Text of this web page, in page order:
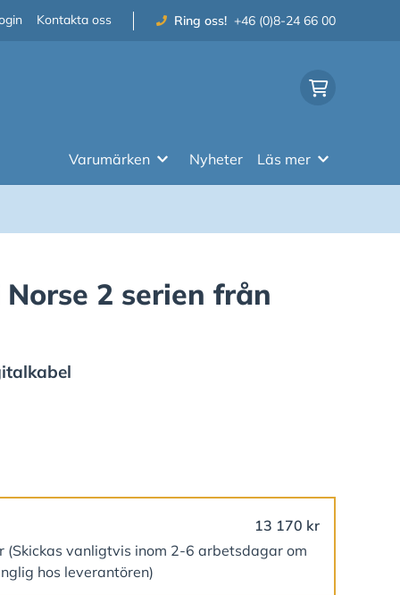
Kontakta oss Ring oss! +46 (0)8-24 66 00
Varumärken Nyheter Läs mer
2 serien från
13 170 kr
(Skickas vanligtvis inom 2-6 arbetsdagar om
hos leverantören)